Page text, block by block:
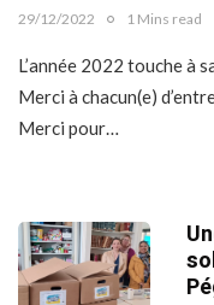
29/12/2022 1 Mins read
L’année 2022 touche à
Merci à chacun(e)
Merci pour…